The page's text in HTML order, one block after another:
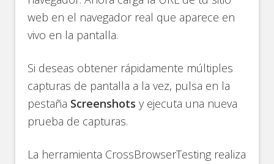
web en el navegador real que aparece en
vivo en la pantalla.
Si deseas obtener rápidamente múltiples
capturas de pantalla a la vez, pulsa en la
pestaña Screenshots y ejecuta una nueva
prueba de capturas.
La herramienta CrossBrowserTesting realiza